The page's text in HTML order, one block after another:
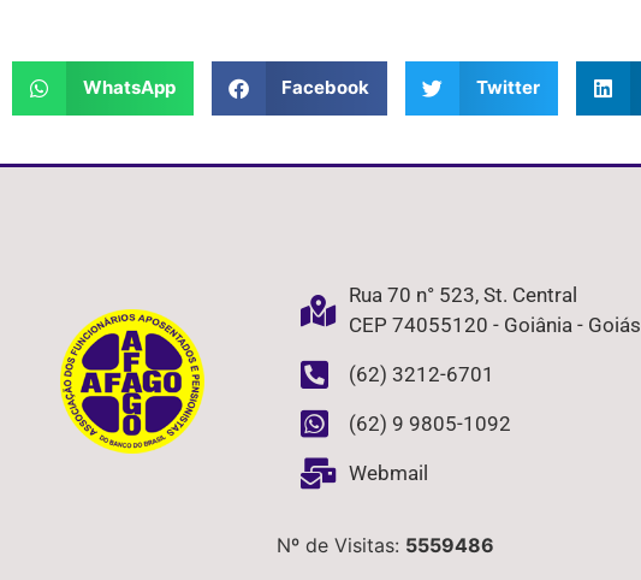
WhatsApp Facebook Twitter
Rua 70 n° 523, St. Central
CEP 74055120 - Goiânia - Goiás
(62) 3212-6701
(62) 9 9805-1092
Webmail
Nº de Visitas: 5559486